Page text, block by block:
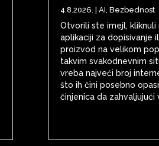
4.8.2026. | AI Bezbednost
Otvorili ste imejl, kliknuli
aplikaciji za dopisivanje
proizvod na velikom
takvim svakodnevnim
vreba najveći broj
što ih čini posebno
činjenica da zahvaljujući